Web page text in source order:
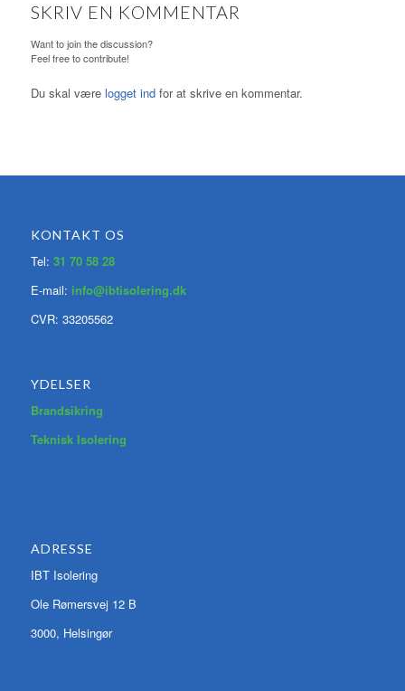
SKRIV EN KOMMENTAR
Want to join the discussion?
Feel free to contribute!
Du skal være logget indfor at skrive en kommentar.
KONTAKT OS
Tel: 31 70 58 28
E-mail: info@ibtisolering.dk
CVR: 33205562
YDELSER
Brandsikring
Teknisk Isolering
ADRESSE
IBT Isolering
Ole Rømersvej 12 B
3000, Helsingør